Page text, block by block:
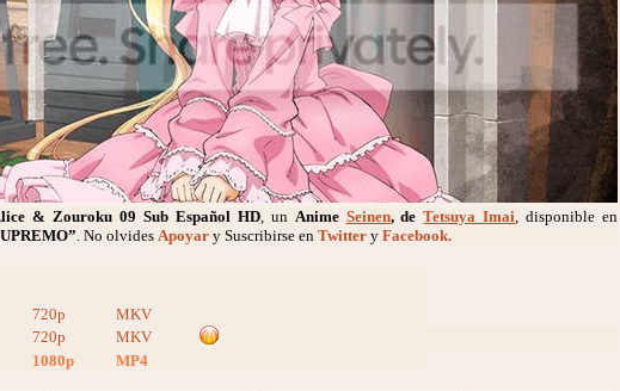
& Zouroku 09 Sub Español HD, un Anime Seinen, deTetsuya Imai , disponible en
. No olvides Apoyar y Suscribirse en Twitter y Facebook.
720p
MKV
720p
MKV
1080p MP4